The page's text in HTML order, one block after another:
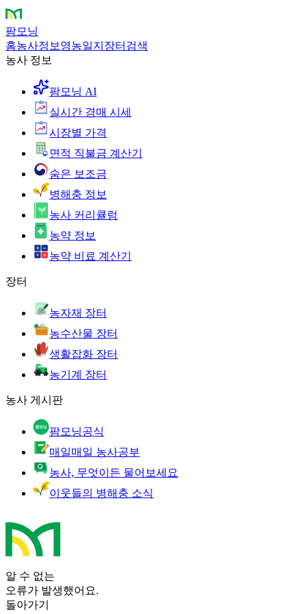
팜모닝
홈농사정보 영농일지 장터 검색
농사 정보
팜모닝 AI
실시간 경매 시세
시장별 가격
면적 직불금 계산기
숨은 보조금
병해충 정보
농사 커리큘럼
농약 정보
농약 비료 계산기
장터
농자재 장터
농수산물 장터
생활잡화 장터
농기계 장터
농사 게시판
팜모닝공식
매일매일 농사공부
농사, 무엇이든 물어보세요
이웃들의 병해충 소식
알 수 없는
오류가 발생했어요.
돌아가기